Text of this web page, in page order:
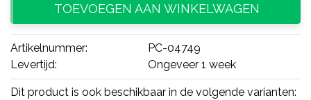
TOEVOEGEN AAN WINKELWAGEN
Artikelnummer:
PC-04749
Levertijd:
Ongeveer 1 week
Dit product is ook beschikbaar in de volgende varianten: